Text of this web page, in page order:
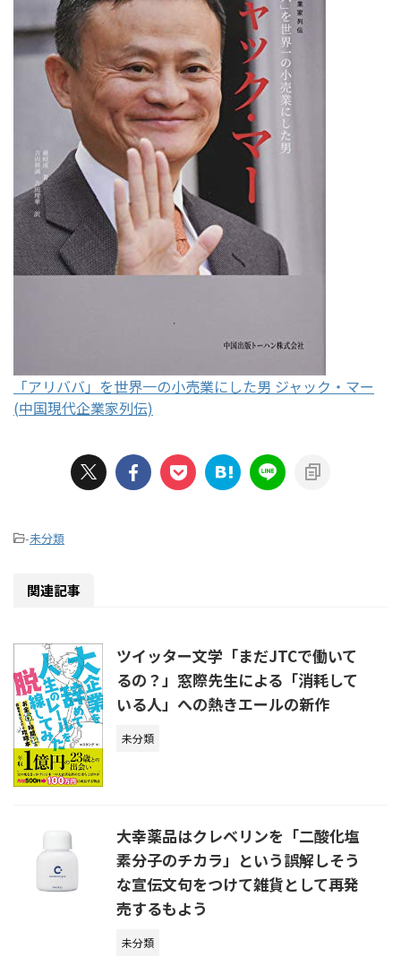
「アリババ」を世界一の小売業にした男 ジャック・マー
(中国現代企業家列伝)
-未分類
関連記事
ツイッター文学「まだJTCで働いて
るの？」窓際先生による「消耗して
いる人」への熱きエールの新作
未分類
大幸薬品はクレベリンを「二酸化塩
素分子のチカラ」という誤解しそう
な宣伝文句をつけて雑貨として再発
売するもよう
未分類